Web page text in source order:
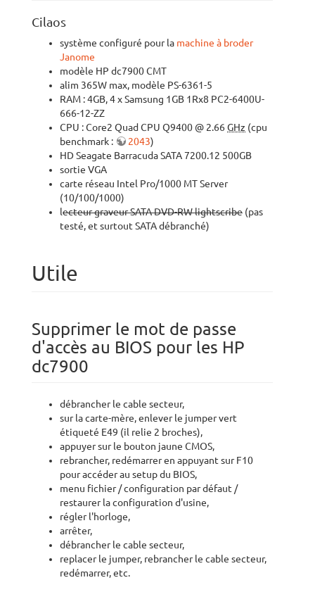
Cilaos
système configuré pour la machine à broder
Janome
modèle HP dc7900 CMT
alim 365W max, modèle PS-6361-5
RAM : 4GB, 4 x Samsung 1GB 1Rx8 PC2-6400U-
666-12-ZZ
CPU : Core2 Quad CPU Q9400 @ 2.66GHz (cpu
benchmark :
2043)
HD Seagate Barracuda SATA 7200.12 500GB
sortie VGA
carte réseau Intel Pro/1000 MT Server
(10/100/1000)
lecteur graveur SATA DVD-RW lightscribe (pas
testé, et surtout SATA débranché)
Utile
Supprimer le mot de passe
d'accès au BIOS pour les HP
dc7900
débrancher le cable secteur,
sur la carte-mère, enlever le jumper vert
étiqueté E49 (il relie 2 broches),
appuyer sur le bouton jaune CMOS,
rebrancher, redémarrer en appuyant sur F10
pour accéder au setup du BIOS,
menu fichier / configuration par défaut /
restaurer la configuration d'usine,
régler l'horloge,
arrêter,
débrancher le cable secteur,
replacer le jumper, rebrancher le cable secteur,
redémarrer, etc.